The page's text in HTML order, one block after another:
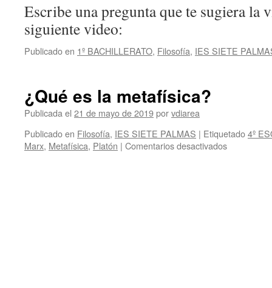
Escribe una pregunta que te sugiera la
siguiente video:
Publicado en 1º BACHILLERATO, Filosofía, IES SIETE
¿Qué es la metafísica?
Publicada el 21 de mayo de 2019porvdiarea
Publicado en Filosofía, IES SIETE PALMAS | Etiquetado4º
Marx, Metafísica, Platón | Comentarios desactivadosen